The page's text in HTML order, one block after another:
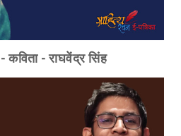
- राघवेंद्र सिंह